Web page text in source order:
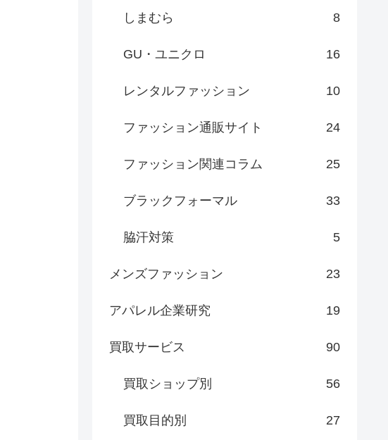
しまむら 8
GU・ユニクロ 16
レンタルファッション 10
ファッション通販サイト 24
ファッション関連コラム 25
ブラックフォーマル 33
脇汗対策 5
メンズファッション 23
アパレル企業研究 19
買取サービス 90
買取ショップ別 56
買取目的別 27